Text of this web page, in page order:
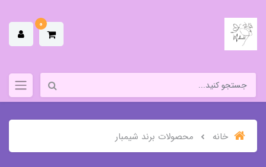
0
خانه محصولات برند شیمبار